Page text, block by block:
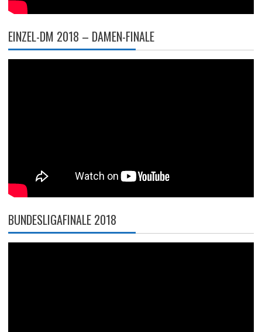
EINZEL-DM 2018 – DAMEN-FINALE
BUNDESLIGAFINALE 2018